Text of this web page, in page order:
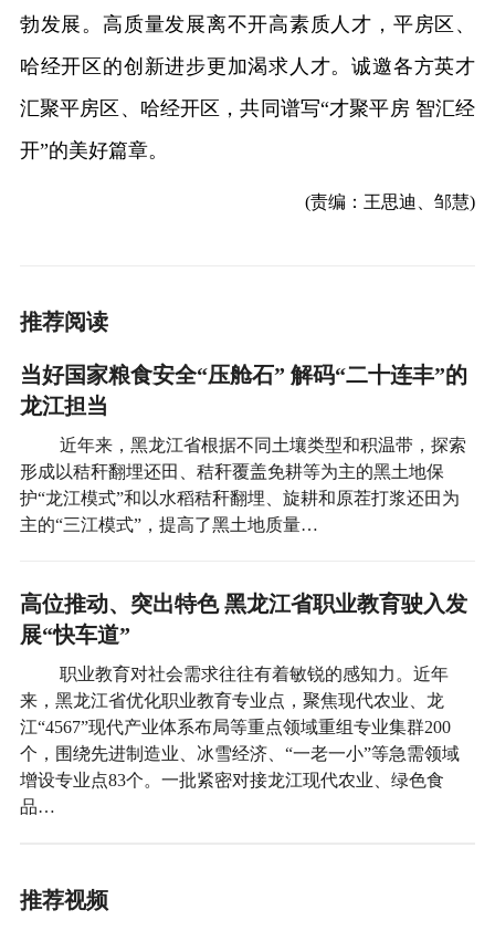
勃发展。高质量发展离不开高素质人才，平房区、
哈经开区的创新进步更加渴求人才。诚邀各方英才
汇聚平房区、哈经开区，共同谱写“才聚平房 智汇经
开”的美好篇章。
(责编：王思迪、邹慧)
推荐阅读
当好国家粮食安全“压舱石” 解码“二十连丰”的
龙江担当
近年来，黑龙江省根据不同土壤类型和积温带，探索
形成以秸秆翻埋还田、秸秆覆盖免耕等为主的黑土地保
护“龙江模式”和以水稻秸秆翻埋、旋耕和原茬打浆还田为
主的“三江模式”，提高了黑土地质量…
高位推动、突出特色 黑龙江省职业教育驶入发
展“快车道”
职业教育对社会需求往往有着敏锐的感知力。近年
来，黑龙江省优化职业教育专业点，聚焦现代农业、龙
江“4567”现代产业体系布局等重点领域重组专业集群200
个，围绕先进制造业、冰雪经济、“一老一小”等急需领域
增设专业点83个。一批紧密对接龙江现代农业、绿色食
品…
推荐视频